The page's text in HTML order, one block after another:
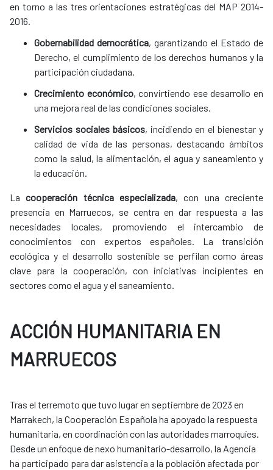
en torno a las tres orientaciones estratégicas del MAP 2014-
2016.
Gobernabilidad democrática, garantizando el Estado de
Derecho, el cumplimiento de los derechos humanos y la
participación ciudadana.
Crecimiento económico, convirtiendo ese desarrollo en
una mejora real de las condiciones sociales.
Servicios sociales básicos, incidiendo en el bienestar y
calidad de vida de las personas, destacando ámbitos
como la salud, la alimentación, el agua y saneamiento y
la educación.
Lacooperación técnica especializada, con una creciente
presencia en Marruecos, se centra en dar respuesta a las
necesidades locales, promoviendo el intercambio de
conocimientos con expertos españoles. La transición
ecológica y el desarrollo sostenible se perfilan como áreas
clave para la cooperación, con iniciativas incipientes en
sectores como el agua y el saneamiento.
ACCIÓN HUMANITARIA EN
MARRUECOS
Tras el terremoto que tuvo lugar en septiembre de 2023 en
Marrakech, la Cooperación Española ha apoyado la respuesta
humanitaria, en coordinación con las autoridades marroquíes.
Desde un enfoque de nexo humanitario-desarrollo, la Agencia
ha participado para dar asistencia a la población afectada por